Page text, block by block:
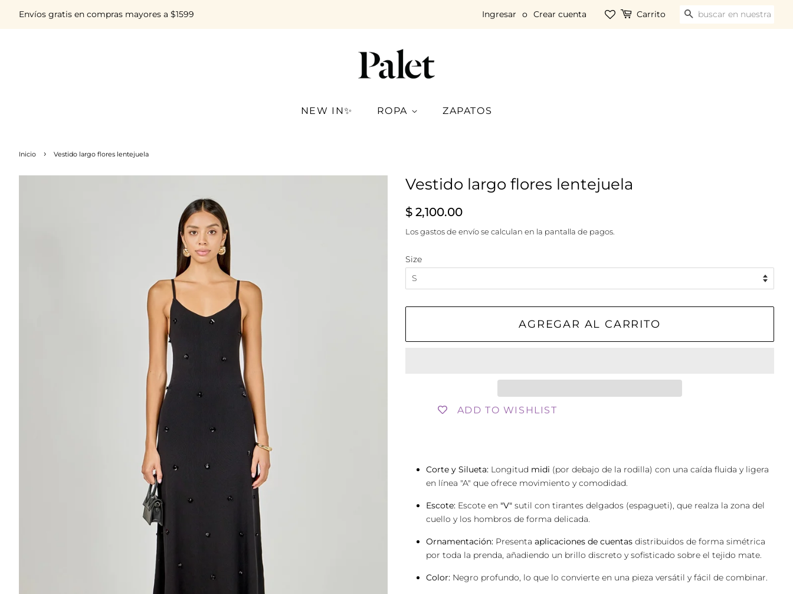
Envíos gratis en compras mayores a $1599 Ingresar o Crear cuenta Carrito BUSCAR
NEW IN✨ ROPA ZAPATOS
Inicio › Vestido largo flores lentejuela
Vestido largo flores lentejuela
Precio
$ 2,100.00
venta
Losgastos de envíose calculan en la pantalla de pagos.
Size
AGREGAR AL CARRITO
ADD TO WISHLIST
Corte y Silueta: Longitud midi (por debajo de la rodilla) con una caída fluida y ligera
en línea "A" que ofrece movimiento y comodidad.
Escote: Escote en "V" sutil con tirantes delgados (espagueti), que realza la zona del
cuello y los hombros de forma delicada.
Ornamentación: Presenta aplicaciones de cuentas distribuidos de forma simétrica
por toda la prenda, añadiendo un brillo discreto y sofisticado sobre el tejido mate.
Color: Negro profundo, lo que lo convierte en una pieza versátil y fácil de combinar.